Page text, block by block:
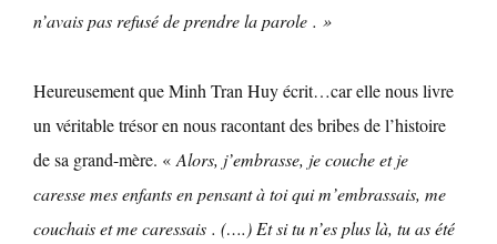
n’avais pas refusé de prendre la parole . »
Heureusement que Minh Tran Huy écrit…car elle nous livre
un véritable trésor en nous racontant des bribes de l’histoire
de sa grand-mère. « Alors, j’embrasse, je couche et je
caresse mes enfants en pensant à toi qui m’embrassais, me
couchais et me caressais . (….) Et si tu n’es plus là, tu as été